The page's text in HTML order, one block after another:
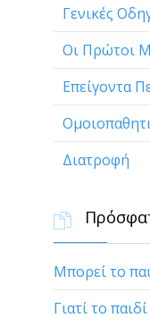
Γενικές
Οι Πρώτοι
Επείγοντα
Διατροφή

Μπορεί το
Γιατί το